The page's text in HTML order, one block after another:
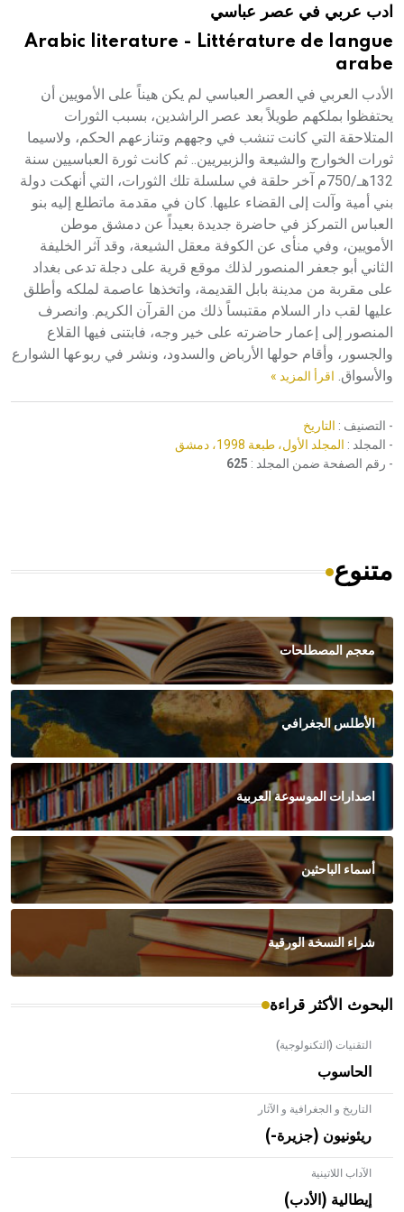
هيئة الموسوعة العربية تطلق موسوعات جديدة في عام 2026
ادب عربي في عصر عباسي
Arabic literature - Littérature de langue
arabe
الأدب العربي في العصر العباسي لم يكن هيناً على الأمويين أن
يحتفظوا بملكهم طويلاً بعد عصر الراشدين، بسبب الثورات
المتلاحقة التي كانت تنشب في وجههم وتنازعهم الحكم، ولاسيما
ثورات الخوارج والشيعة والزبيريين.. ثم كانت ثورة العباسيين سنة
132هـ/750م آخر حلقة في سلسلة تلك الثورات، التي أنهكت دولة
بني أمية وآلت إلى القضاء عليها. كان في مقدمة ماتطلع إليه بنو
العباس التمركز في حاضرة جديدة بعيداً عن دمشق موطن
الأمويين، وفي منأى عن الكوفة معقل الشيعة، وقد آثر الخليفة
الثاني أبو جعفر المنصور لذلك موقع قرية على دجلة تدعى بغداد
على مقربة من مدينة بابل القديمة، واتخذها عاصمة لملكه وأطلق
عليها لقب دار السلام مقتبساً ذلك من القرآن الكريم. وانصرف
المنصور إلى إعمار حاضرته على خير وجه، فابتنى فيها القلاع
والجسور، وأقام حولها الأرباض والسدود، ونشر في ربوعها الشوارع
والأسواق. اقرأ المزيد »
- التصنيف : التاريخ
- المجلد : المجلد الأول، طبعة 1998، دمشق
- رقم الصفحة ضمن المجلد : 625
متنوع
معجم المصطلحات
الأطلس الجغرافي
اصدارات الموسوعة العربية
أسماء الباحثين
شراء النسخة الورقية
البحوث الأكثر قراءة
التقنيات (التكنولوجية)
الحاسوب
التاريخ و الجغرافية و الآثار
ريئونيون (جزيرة-)
الآداب اللاتينية
إيطالية (الأدب)